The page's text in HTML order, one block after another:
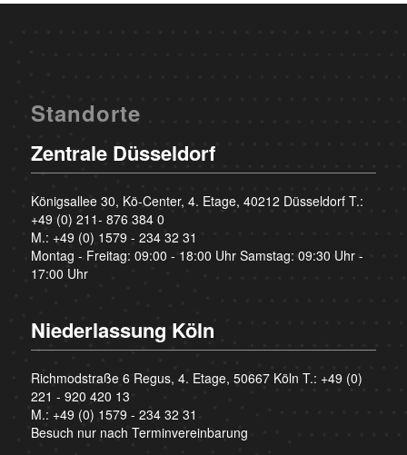
Standorte
Zentrale Düsseldorf
Königsallee 30, Kö-Center, 4. Etage, 40212 Düsseldorf T.:
+49 (0) 211- 876 384 0
M.: +49 (0) 1579 - 234 32 31
Montag - Freitag: 09:00 - 18:00 Uhr Samstag: 09:30 Uhr -
17:00 Uhr
Niederlassung Köln
Richmodstraße 6 Regus, 4. Etage, 50667 Köln T.: +49 (0)
221 - 920 420 13
M.: +49 (0) 1579 - 234 32 31
Besuch nur nach Terminvereinbarung